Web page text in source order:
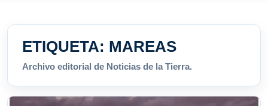
ETIQUETA: MAREAS
Archivo editorial de Noticias de la Tierra.